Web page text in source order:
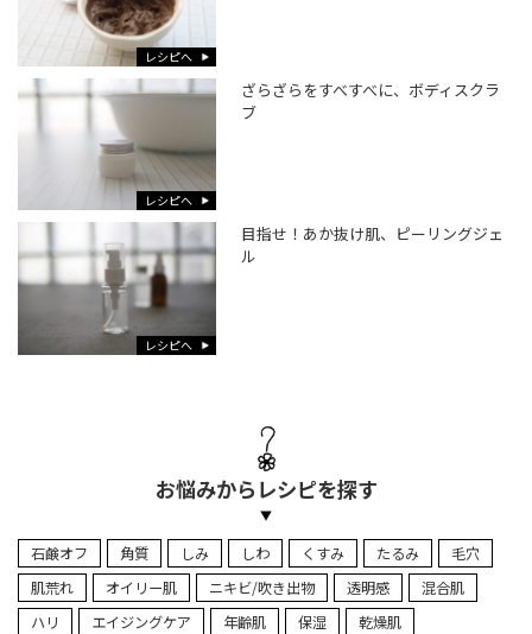
レシピへ
レシピへ
ざらざらをすべすべに、ボディスクラ
ブ
レシピへ
目指せ！あか抜け肌、ピーリングジェ
ル
お悩みからレシピを探す
石鹸オフ 角質 しみ しわ くすみ たるみ
毛穴
肌荒れ
オイリー肌 ニキビ/吹き出物 透明感
混合肌
ハリ
エイジングケア 年齢肌 保湿
乾燥肌